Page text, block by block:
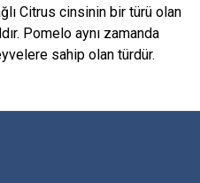
Citrus cinsinin bir türü olan
Pomelo aynı zamanda
sahip olan türdür.